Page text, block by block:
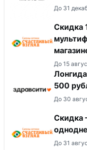
До 31
Скидка
До 15
500
До 30
Скидка
До 31